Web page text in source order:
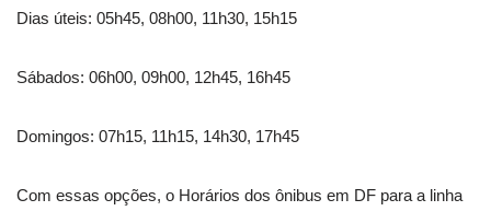
Dias úteis: 05h45, 08h00, 11h30, 15h15
Sábados: 06h00, 09h00, 12h45, 16h45
Domingos: 07h15, 11h15, 14h30, 17h45
Com essas opções, o Horários dos ônibus em DF para a linha